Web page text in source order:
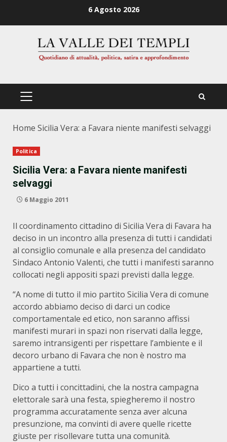
6 Agosto 2026
PRIMÄRES
Home Sicilia Vera: a Favara niente manifesti selvaggi
Politica
Sicilia Vera: a Favara niente manifesti
selvaggi
6 Maggio 2011
Il coordinamento cittadino di Sicilia Vera di Favara ha
deciso in un incontro alla presenza di tutti i candidati
al consiglio comunale e alla presenza del candidato
Sindaco Antonio Valenti, che tutti i manifesti saranno
collocati negli appositi spazi previsti dalla legge.
“A nome di tutto il mio partito Sicilia Vera di comune
accordo abbiamo deciso di darci un codice
comportamentale ed etico, non saranno affissi
manifesti murari in spazi non riservati dalla legge,
saremo intransigenti per rispettare l’ambiente e il
decoro urbano di Favara che non è nostro ma
appartiene a tutti.
Dico a tutti i concittadini, che la nostra campagna
elettorale sarà una festa, spiegheremo il nostro
programma accuratamente senza aver alcuna
presunzione, ma convinti di avere quelle ricette
giuste per risollevare tutta una comunità.